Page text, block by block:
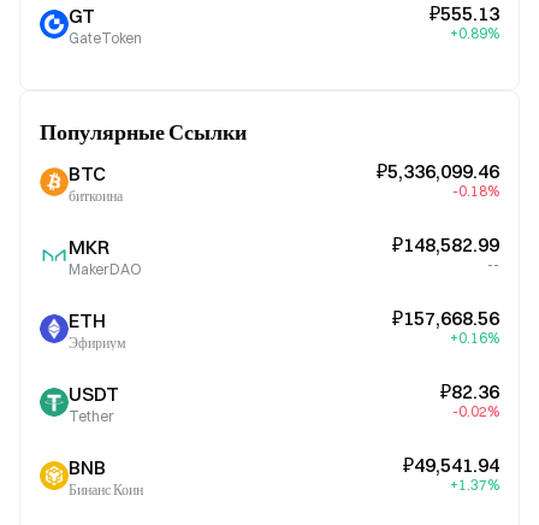
GT
GateToken
₽555.13
+0.89%
Популярные Ссылки
BTC
биткоина
₽5,336,099.46
-0.18%
MKR
MakerDAO
₽148,582.99
--
ETH
Эфириум
₽157,668.56
+0.16%
USDT
Tether
₽82.36
-0.02%
BNB
Бинанс Коин
₽49,541.94
+1.37%